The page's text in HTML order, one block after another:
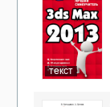
текст